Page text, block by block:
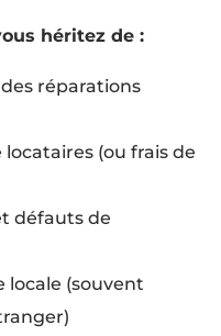
héritez de :
réparations
(ou frais de
défauts de
(souvent